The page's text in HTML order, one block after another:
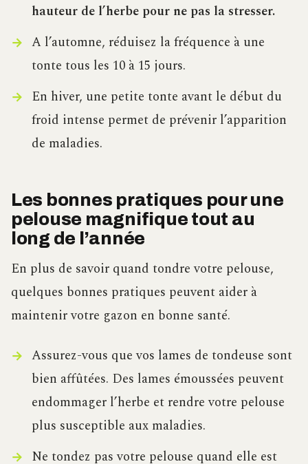
hauteur de l’herbe pour ne pas la stresser.
A l’automne, réduisez la fréquence à une
tonte tous les 10 à 15 jours.
En hiver, une petite tonte avant le début du
froid intense permet de prévenir l’apparition
de maladies.
Les bonnes pratiques pour une
pelouse magnifique tout au
long de l’année
En plus de savoir quand tondre votre pelouse,
quelques bonnes pratiques peuvent aider à
maintenir votre gazon en bonne santé.
Assurez-vous que vos lames de tondeuse sont
bien affûtées. Des lames émoussées peuvent
endommager l’herbe et rendre votre pelouse
plus susceptible aux maladies.
Ne tondez pas votre pelouse quand elle est